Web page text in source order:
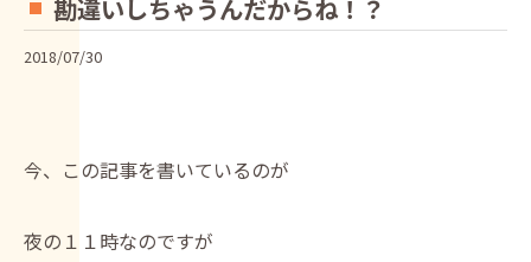
勘違いしちゃうんだからね！？
2018/07/30
今、この記事を書いているのが
夜の１１時なのですが